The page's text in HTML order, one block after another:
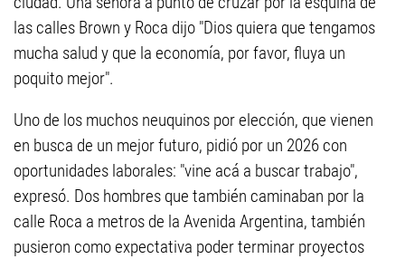
las calles Brown y Roca dijo "Dios quiera que tengamos
mucha salud y que la economía, por favor, fluya un
poquito mejor".
Uno de los muchos neuquinos por elección, que vienen
en busca de un mejor futuro, pidió por un 2026 con
oportunidades laborales: "vine acá a buscar trabajo",
expresó. Dos hombres que también caminaban por la
calle Roca a metros de la Avenida Argentina, también
pusieron como expectativa poder terminar proyectos